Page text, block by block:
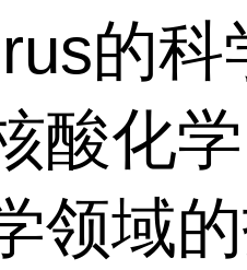
的
酸化
领域